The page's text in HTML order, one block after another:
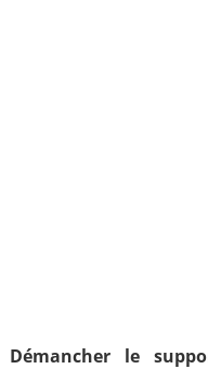
Démancher le